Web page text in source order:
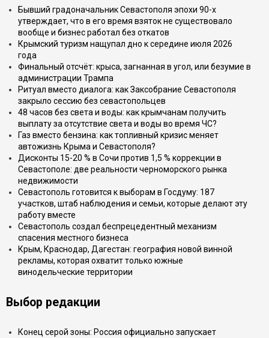
Бывший градоначальник Севастополя эпохи 90-х
утверждает, что в его время взяток не существовало
вообще и бизнес работал без откатов
Крымский туризм нащупал дно к середине июля 2026
года
Финальный отсчёт: крыса, загнанная в угол, или безумие в
администрации Трампа
Ритуал вместо диалога: как Заксобрание Севастополя
закрыло сессию без севастопольцев
48 часов без света и воды: как крымчанам получить
выплату за отсутствие света и воды во время ЧС?
Газ вместо бензина: как топливный кризис меняет
автожизнь Крыма и Севастополя?
Дисконты 15-20 % в Сочи против 1,5 % коррекции в
Севастополе: две реальности черноморского рынка
недвижимости
Севастополь готовится к выборам в Госдуму: 187
участков, штаб наблюдения и семьи, которые делают эту
работу вместе
Севастополь создал беспрецедентный механизм
спасения местного бизнеса
Крым, Краснодар, Дагестан: география новой винной
рекламы, которая охватит только южные
винодельческие территории
Выбор редакции
Конец серой зоны: Россия официально запускает